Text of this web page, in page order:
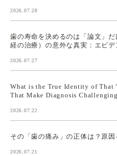
2026.07.28
歯の寿命を決めるのは「論文」
経の治療）の意外な真実：エビ
2026.07.27
What is the True Identity of That
That Make Diagnosis Challenging
2026.07.22
その「歯の痛み」の正体は？原
2026.07.21